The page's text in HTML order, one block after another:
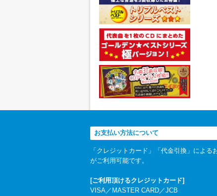
お支払い方法について
「クレジットカード」「代金引換」による
がご利用可能です。
[ご利用頂けるクレジットカード]
VISA／MASTER CARD／JCB